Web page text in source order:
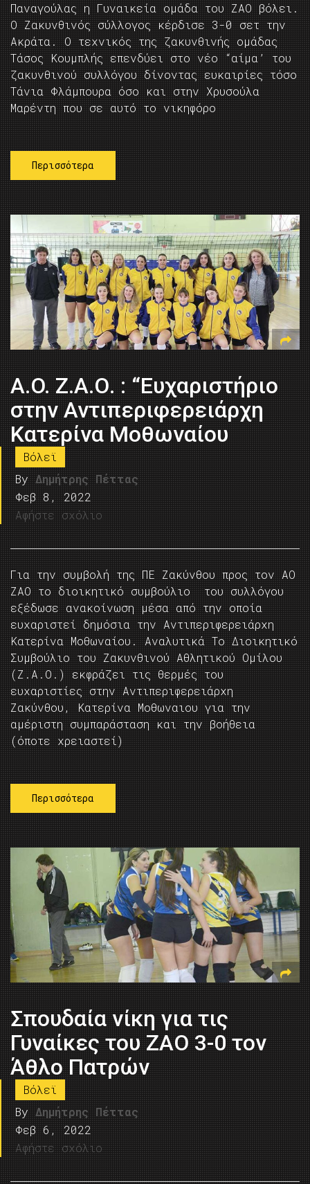
Παναγούλας η Γυναικεία ομάδα του ΖΑΟ βόλει.
Ο Ζακυνθινός σύλλογος κέρδισε 3-0 σετ την
Ακράτα. Ο τεχνικός της ζακυνθινής ομάδας
Τάσος Κουμπλής επενδύει στο νέο “αίμα’ του
ζακυνθινού συλλόγου δίνοντας ευκαιρίες τόσο
Τάνια Φλάμπουρα όσο και στην Χρυσούλα
Μαρέντη που σε αυτό το νικηφόρο
Περισσότερα
A.O. Ζ.Α.Ο. : “Ευχαριστήριο
στην Αντιπεριφερειάρχη
Κατερίνα Μοθωναίου
Βόλεϊ
By Δημήτρης Πέττας
Φεβ 8, 2022
Αφήστε σχόλιο
Για την συμβολή της ΠΕ Ζακύνθου προς τον ΑΟ
ΖΑΟ το διοικητικό συμβούλιο του συλλόγου
εξέδωσε ανακοίνωση μέσα από την οποία
ευχαριστεί δημόσια την Αντιπεριφερειάρχη
Κατερίνα Μοθωναίου. Αναλυτικά Το Διοικητικό
Συμβούλιο του Ζακυνθινού Αθλητικού Ομίλου
(Ζ.Α.Ο.) εκφράζει τις θερμές του
ευχαριστίες στην Αντιπεριφερειάρχη
Ζακύνθου, Κατερίνα Μοθωναιου για την
αμέριστη συμπαράσταση και την βοήθεια
(όποτε χρειαστεί)
Περισσότερα
Σπουδαία νίκη για τις
Γυναίκες του ΖΑΟ 3-0 τον
Άθλο Πατρών
Βόλεϊ
By Δημήτρης Πέττας
Φεβ 6, 2022
Αφήστε σχόλιο